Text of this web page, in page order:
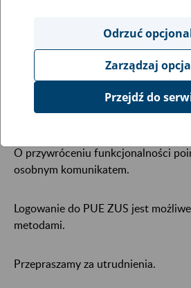
W związku z koniecznością
serwisowych od 13 lipca do
wyłączona możliwość
za pomocą bankowości
O przywróceniu funkcjonalności
osobnym komunikatem.
Logowanie do PUE ZUS jest
metodami.
Przepraszamy za utrudnienia.
Odrzuć
Zarządzaj
Przejdź do